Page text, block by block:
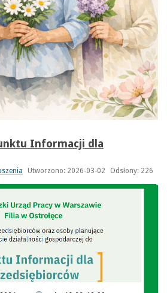
Informacji dla
Utworzono: 2026-03-02 Odsłony: 226